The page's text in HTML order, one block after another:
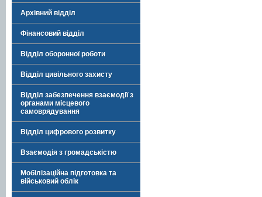
Архівний відділ
Фінансовий відділ
Відділ оборонної роботи
Відділ цивільного захисту
Відділ забезпечення взаємодії з
органами місцевого
самоврядування
Відділ цифрового розвитку
Взаємодія з громадськістю
Мобілізаційна підготовка та
військовий облік